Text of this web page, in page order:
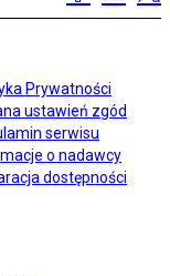
Prywatności
ustawień zgód
serwisu
o nadawcy
dostępności